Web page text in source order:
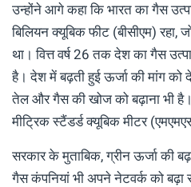
उन्होंने आगे कहा कि भारत का गैस
बिलियन क्यूबिक फीट (बीसीएम) रहा,
था। वित्त वर्ष 26 तक देश का गैस
है। देश में बढ़ती हुई ऊर्जा की मांग
तेल और गैस की खोज को बढ़ाना भी
मीट्रिक स्टैंडर्ड क्यूबिक मीटर
सरकार के मुताबिक, ग्रीन ऊर्जा की
गैस कंपनियां भी अपने नेटवर्क को